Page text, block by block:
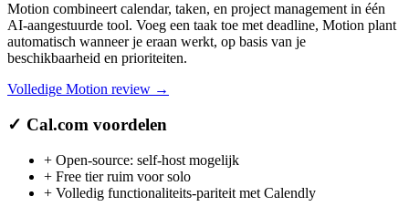
Motion combineert calendar, taken, en project management in één
AI-aangestuurde tool. Voeg een taak toe met deadline, Motion plant
automatisch wanneer je eraan werkt, op basis van je
beschikbaarheid en prioriteiten.
Volledige Motion review →
✓ Cal.com voordelen
+ Open-source: self-host mogelijk
+ Free tier ruim voor solo
+ Volledig functionaliteits-pariteit met Calendly